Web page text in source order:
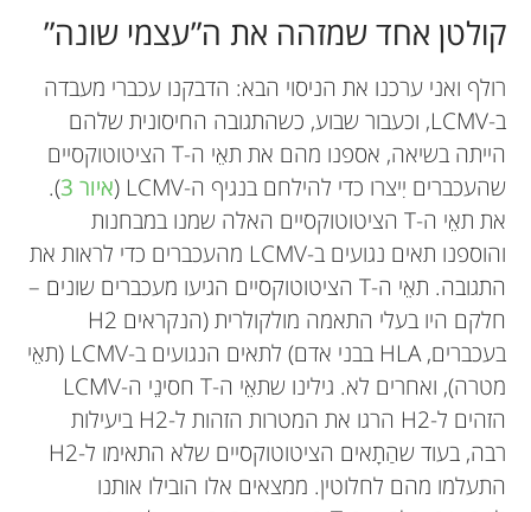
Peter Doherty
קולטן אחד שמזהה את ה”עצמי שונה”
רולף ואני ערכנו את הניסוי הבא: הדבקנו עכברי מעבדה
ב-LCMV, וכעבור שבוע, כשהתגובה החיסונית שלהם
הייתה בשיאה, אספנו מהם את תאֵי ה-T הציטוטוקסיים
שהעכברים יִיצרו כדי להילחם בנגיף ה-LCMV (
איור 3 ).
את תאֵי ה-T הציטוטוקסיים האלה שמנו במבחנות
והוספנו תאים נגועים ב-LCMV מהעכברים כדי לראות את
התגובה. תאֵי ה-T הציטוטוקסיים הגיעו מעכברים שונים –
חלקם היו בעלי התאמה מולקולרית (הנקראים H2
בעכברים, HLA בבני אדם) לתאים הנגועים ב-LCMV (תאֵי
מטרה), ואחרים לא. גילינו שתאֵי ה-T חסינֵי ה-LCMV
הזהים ל-H2 הרגו את המטרות הזהות ל-H2 ביעילות
רבה, בעוד שהַתָאים הציטוטוקסיים שלא התאימו ל-H2
התעלמו מהם לחלוטין. ממצאים אלו הובילו אותנו